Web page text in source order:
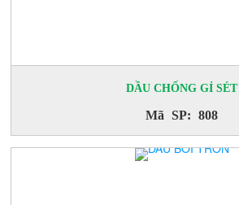
DẦU CHỐNG GỈ SÉT
Mã SP: 808